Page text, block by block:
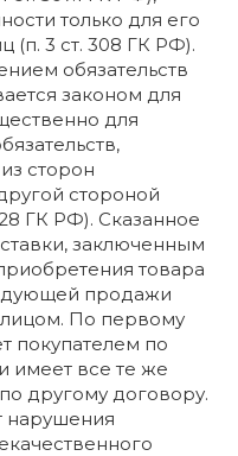
только для его
(п. 3 ст. 308 ГК РФ).
обязательств
законом для
для
сторон
стороной
ГК РФ). Сказанное
заключенным
товара
продажи
По первому
покупателем по
имеет все те же
другому договору.
нарушения